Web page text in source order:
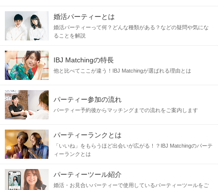
婚活パーティーとは
婚活パーティーって何？どんな種類がある？などの疑問や気にな
ることを解説
IBJ Matchingの特長
他と比べてここが違う！IBJ Matchingが選ばれる理由とは
パーティー参加の流れ
パーティー予約後からマッチングまでの流れをご案内します
パーティーランクとは
「いいね」をもらうほど出会いが広がる！？IBJ Matchingのパーテ
ィーランクとは
パーティーツール紹介
婚活・お見合いパーティーで使用しているパーティーツールをご